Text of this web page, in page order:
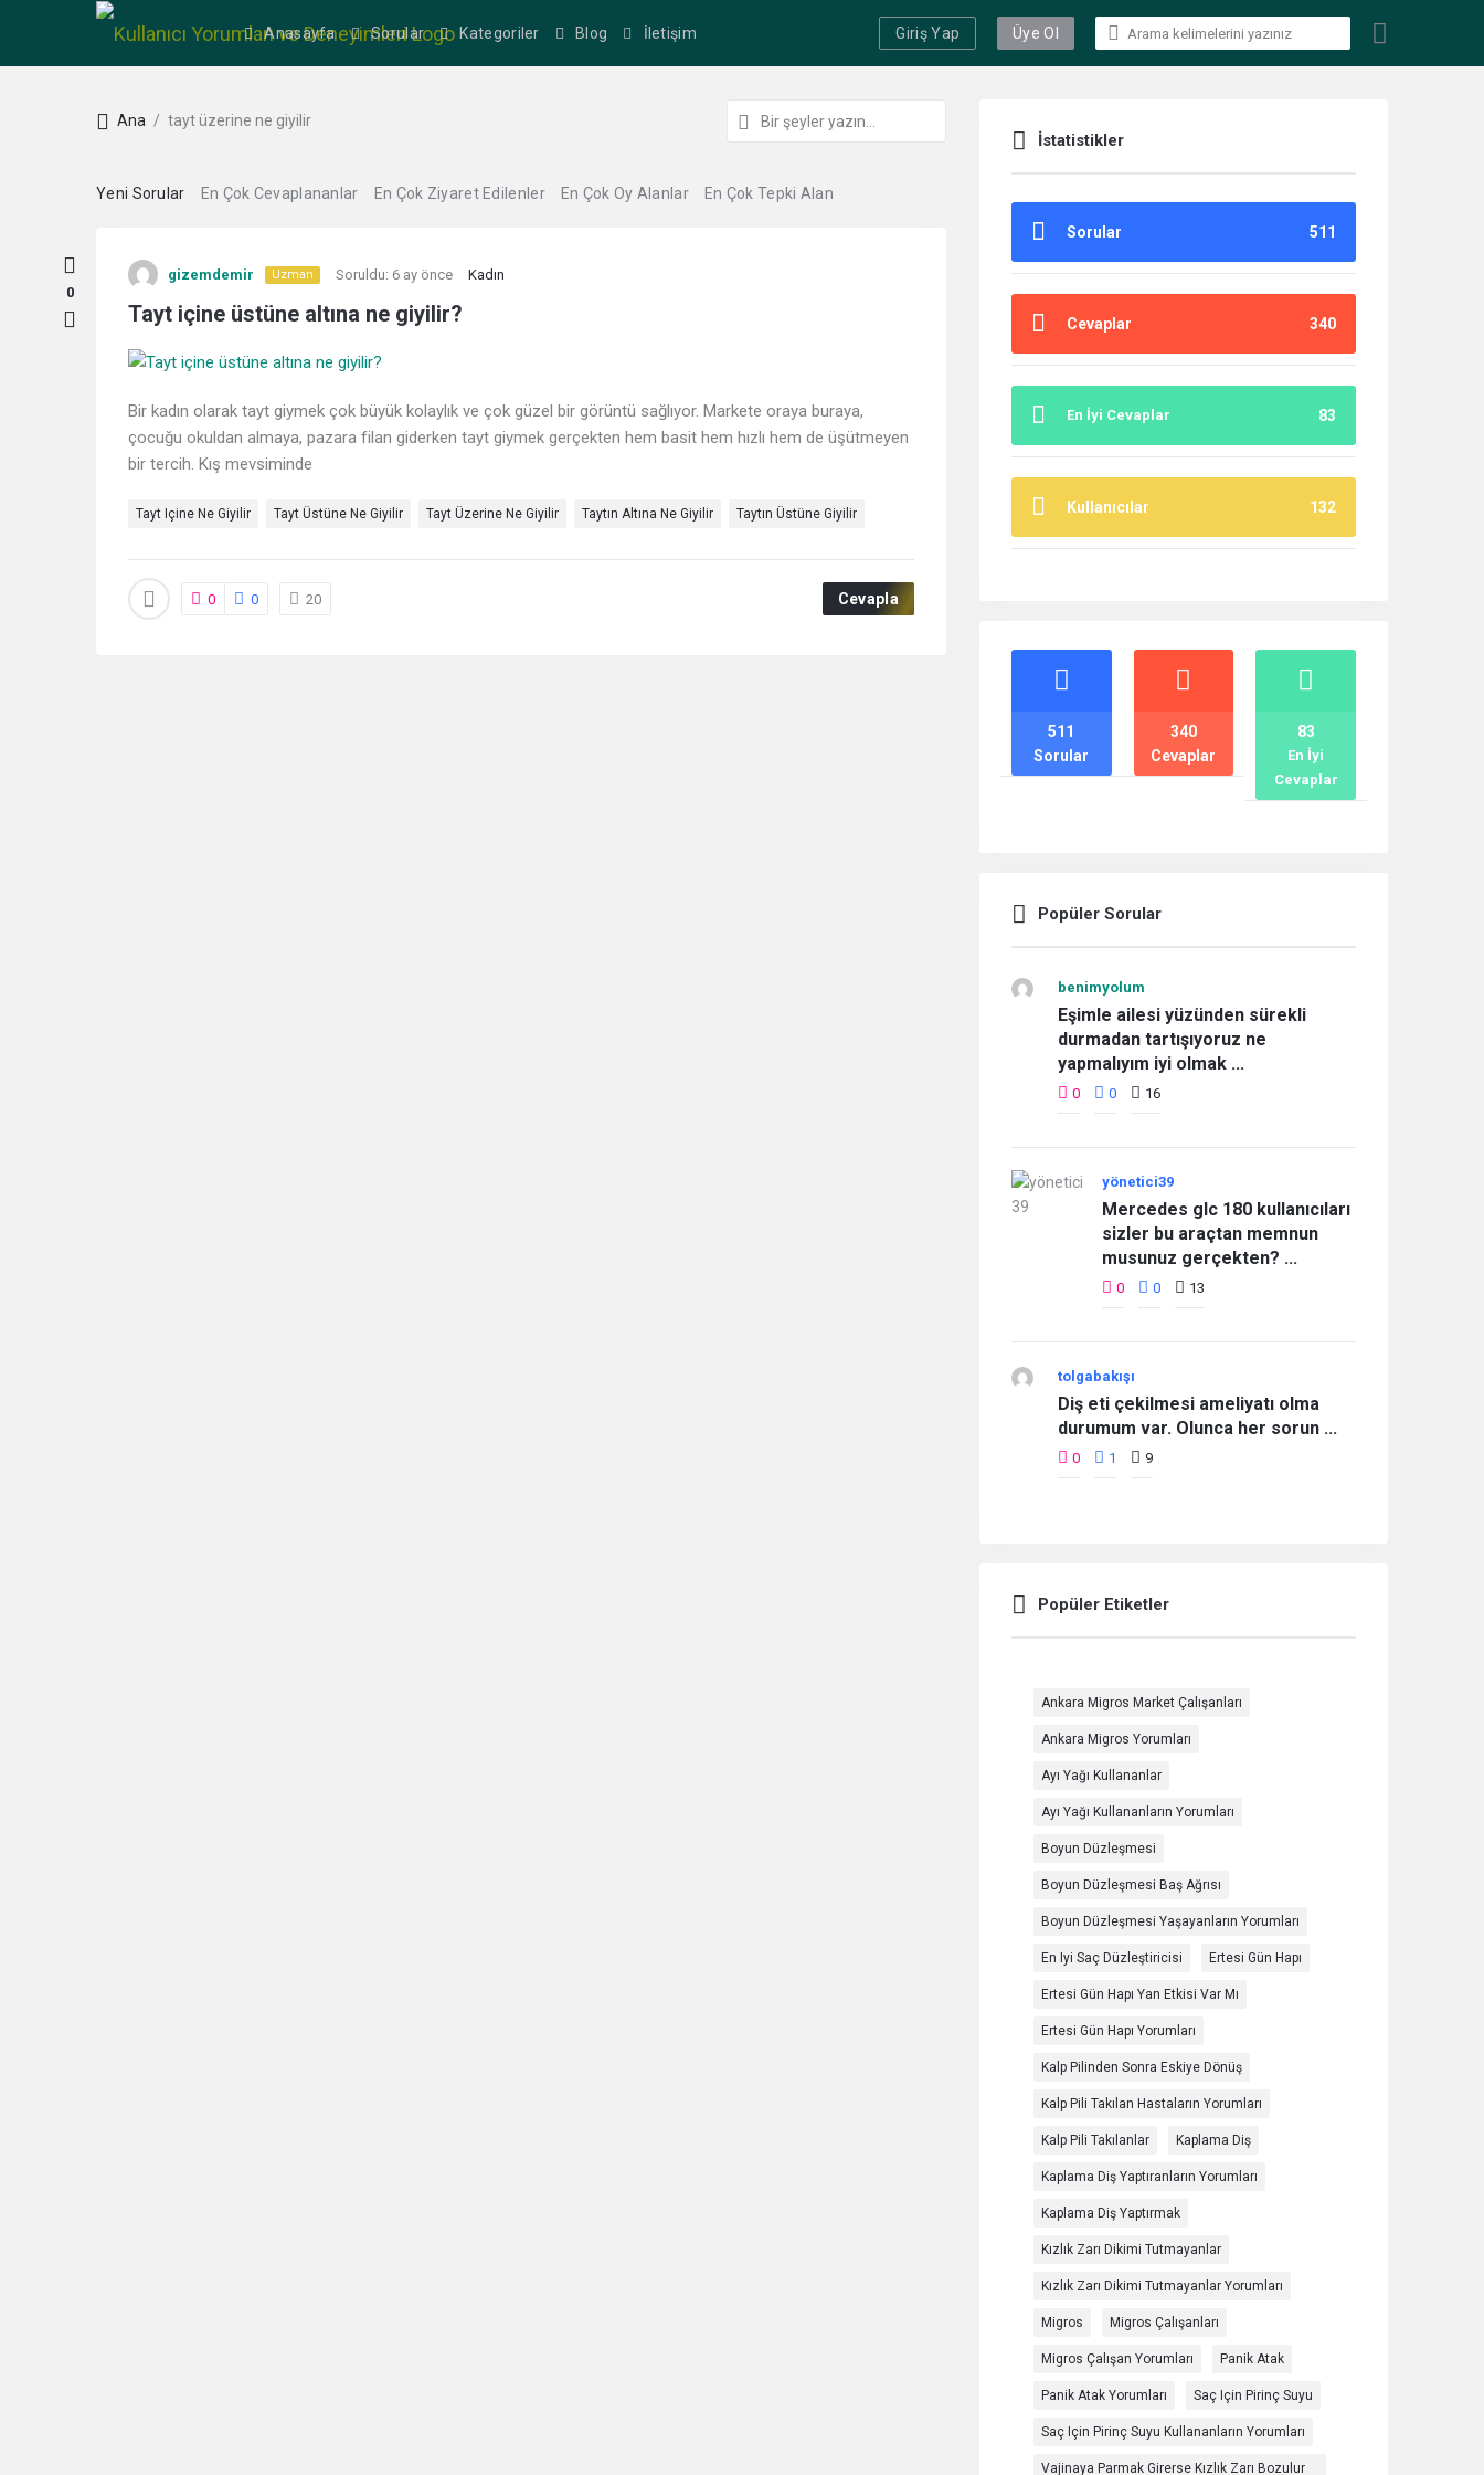
Anasayfa Sorular Kategoriler Blog İletişim Giriş Yap Üye Ol
Ana / tayt üzerine ne giyilir
Yeni Sorular En Çok Cevaplananlar En Çok Ziyaret Edilenler En Çok Oy Alanlar En Çok Tepki Alan
Kullanıcı
Yorumları
Deneyimleri
En
0
gizemdemir Uzman Soruldu: 6 ay önce Kadın
Tayt içine üstüne altına ne giyilir?
Bir kadın olarak tayt giymek çok büyük kolaylık ve çok güzel bir görüntü sağlıyor. Markete oraya buraya,
çocuğu okuldan almaya, pazara filan giderken tayt giymek gerçekten hem basit hem hızlı hem de üşütmeyen
bir tercih. Kış mevsiminde
Tayt Içine Ne Giyilir Tayt Üstüne Ne Giyilir Tayt Üzerine Ne Giyilir Taytın Altına Ne Giyilir Taytın Üstüne Giyilir
0 0 20 Cevapla
İstatistikler
Sorular 511
Cevaplar 340
En İyi Cevaplar 83
Kullanıcılar 132
İstatistikler
Sorular
511
Cevaplar
340
En İyi
Cevaplar
83
Popüler Sorular
benimyolum
Eşimle ailesi yüzünden sürekli
durmadan tartışıyoruz ne
yapmalıyım iyi olmak ...
0 0 16
yönetici39
Mercedes glc 180 kullanıcıları
sizler bu araçtan memnun
musunuz gerçekten? ...
0 0 13
tolgabakışı
Diş eti çekilmesi ameliyatı olma
durumum var. Olunca her sorun ...
0 1 9
Popüler Etiketler
Ankara Migros Market Çalışanları
Ankara Migros Yorumları
Ayı Yağı Kullananlar
Ayı Yağı Kullananların Yorumları
Boyun Düzleşmesi
Boyun Düzleşmesi Baş Ağrısı
Boyun Düzleşmesi Yaşayanların Yorumları
En Iyi Saç Düzleştiricisi Ertesi Gün Hapı
Ertesi Gün Hapı Yan Etkisi Var Mı
Ertesi Gün Hapı Yorumları
Kalp Pilinden Sonra Eskiye Dönüş
Kalp Pili Takılan Hastaların Yorumları
Kalp Pili Takılanlar Kaplama Diş
Kaplama Diş Yaptıranların Yorumları
Kaplama Diş Yaptırmak
Kızlık Zarı Dikimi Tutmayanlar
Kızlık Zarı Dikimi Tutmayanlar Yorumları
Migros Migros Çalışanları
Migros Çalışan Yorumları Panik Atak
Panik Atak Yorumları Saç Için Pirinç Suyu
Saç Için Pirinç Suyu Kullananların Yorumları
Vajinaya Parmak Girerse Kızlık Zarı Bozulur